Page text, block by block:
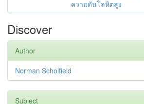
ความดันโลหิตสูง
Discover
Author
Norman Scholfield
Subject